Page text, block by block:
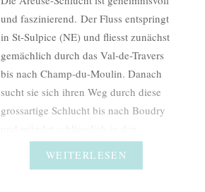
und faszinierend. Der Fluss entspringt
in St-Sulpice (NE) und fliesst zunächst
gemächlich durch das Val-de-Travers
bis nach Champ-du-Moulin. Danach
sucht sie sich ihren Weg durch diese
grossartige Schlucht bis nach Boudry
WEITERLESEN